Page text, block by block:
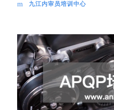
九江内审员培训中心